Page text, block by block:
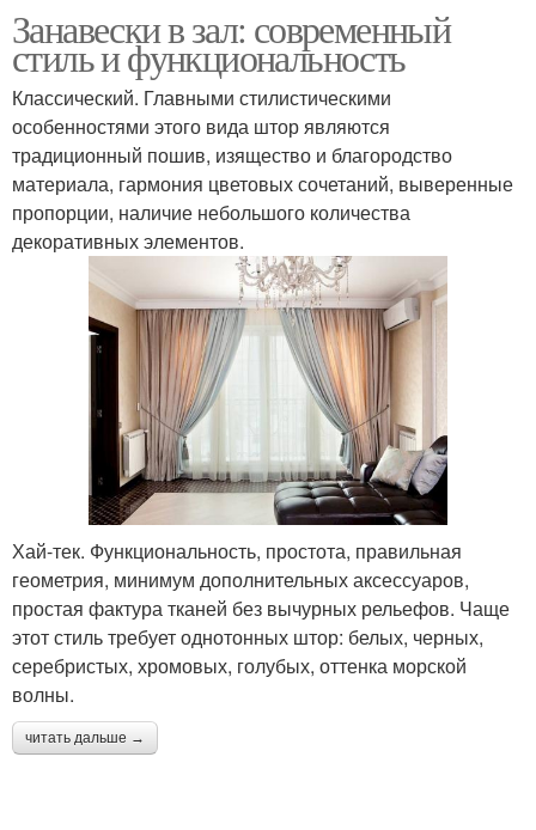
Занавески в зал: современный
стиль и функциональность
Классический. Главными стилистическими
особенностями этого вида штор являются
традиционный пошив, изящество и благородство
материала, гармония цветовых сочетаний, выверенные
пропорции, наличие небольшого количества
декоративных элементов.
Хай-тек. Функциональность, простота, правильная
геометрия, минимум дополнительных аксессуаров,
простая фактура тканей без вычурных рельефов. Чаще
этот стиль требует однотонных штор: белых, черных,
серебристых, хромовых, голубых, оттенка морской
волны.
читать дальше →